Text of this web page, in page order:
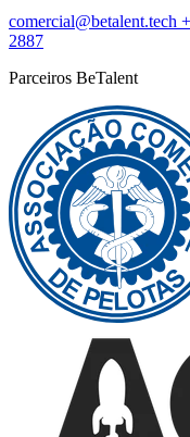
comercial@betalent.tech
2887
Parceiros BeTalent